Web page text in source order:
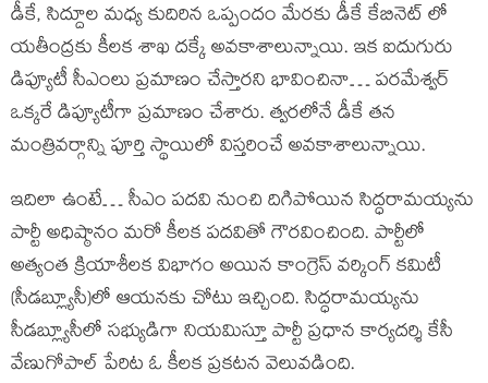
డీకే, సిద్దూల మధ్య కుదిరిన ఒప్పందం మేరకు డీకే కేబినెట్ లో
యతీంద్రకు కీలక శాఖ దక్కే అవకాశాలున్నాయి. ఇక ఐదుగురు
డిప్యూటీ సీఎంలు ప్రమాణం చేస్తారని భావించినా… పరమేశ్వర్
ఒక్కరే డిప్యూటీగా ప్రమాణం చేశారు. త్వరలోనే డీకే తన
మంత్రివర్గాన్ని పూర్తి స్థాయిలో విస్తరించే అవకాశాలున్నాయి.
ఇదిలా ఉంటే… సీఎం పదవి నుంచి దిగిపోయిన సిద్ధరామయ్యను
పార్టీ అధిష్ఠానం మరో కీలక పదవితో గౌరవించింది. పార్టీలో
అత్యంత క్రియాశీలక విభాగం అయిన కాంగ్రెస్ వర్కింగ్ కమిటీ
(సీడబ్ల్యూసీ)లో ఆయనకు చోటు ఇచ్చింది. సిద్ధరామయ్యను
సీడబ్ల్యూసీలో సభ్యుడిగా నియమిస్తూ పార్టీ ప్రధాన కార్యదర్శి కేసీ
వేణుగోపాల్ పేరిట ఓ కీలక ప్రకటన వెలువడింది.